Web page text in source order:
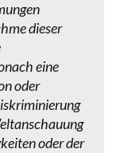
dieser
eine
oder
oder der